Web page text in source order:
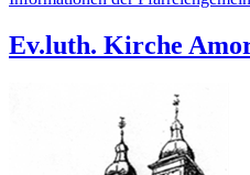
Ev.luth. Kirche